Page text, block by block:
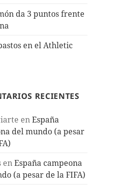
da 3 puntos frente
en el Athletic
RECIENTES
enEspaña
del mundo (a pesar
enEspaña campeona
(a pesar de la FIFA)